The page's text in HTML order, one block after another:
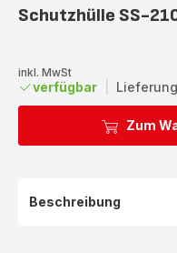
Schutzhülle SS-
inkl. MwSt
verfügbar
Zum
Beschreibung